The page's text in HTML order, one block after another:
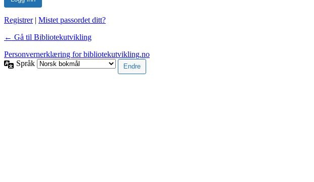
Registrer| Mistet passordet ditt?
← Gå til Bibliotekutvikling
Personvernerklæring for bibliotekutvikling.no
Språk